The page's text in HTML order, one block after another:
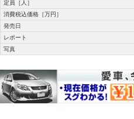
定員［人］
消費税込価格［万円］
発売日
レポート
写真